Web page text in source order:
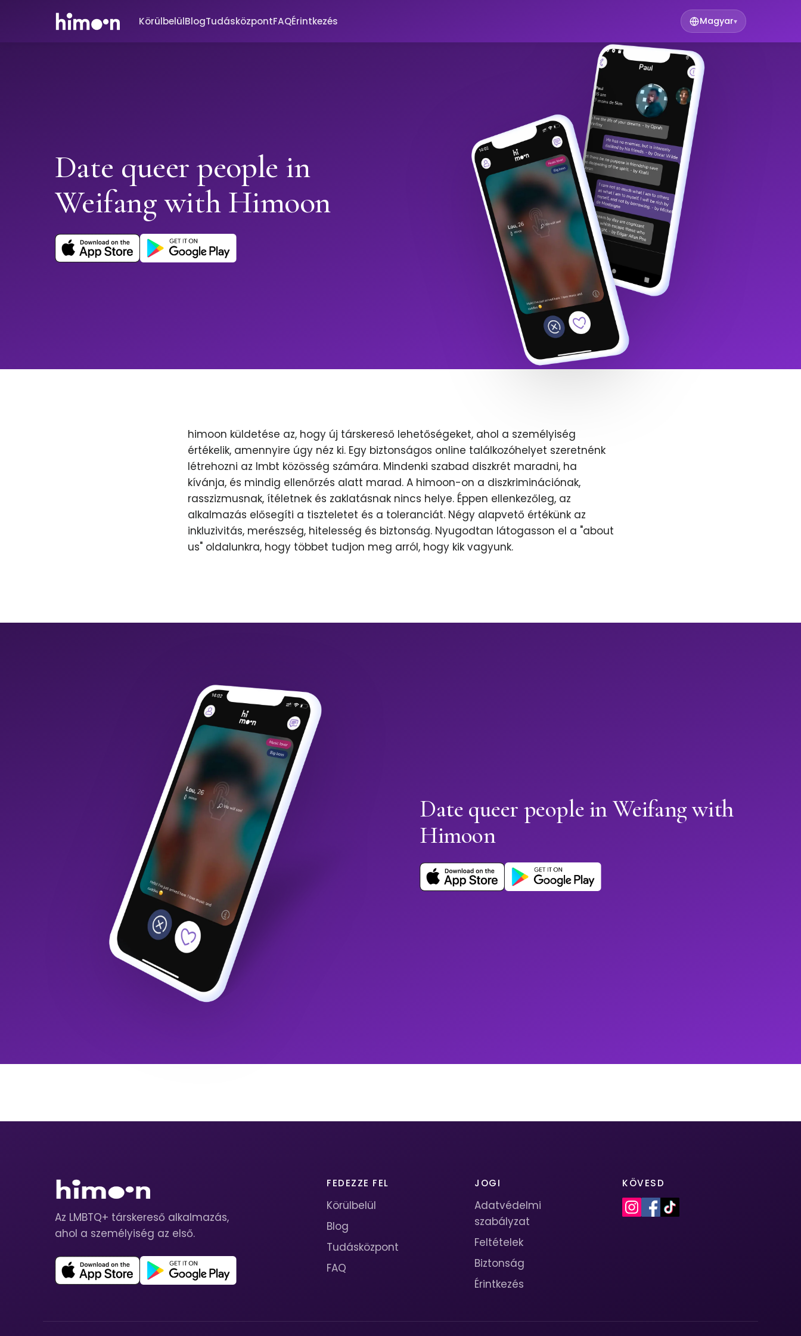
KörülbelülBlogTudásközpontFAQÉrintkezés Magyar▾
Date queer people in
Weifang with Himoon
himoon küldetése az, hogy új társkereső lehetőségeket, ahol a személyiség
értékelik, amennyire úgy néz ki. Egy biztonságos online találkozóhelyet szeretnénk
létrehozni az lmbt közösség számára. Mindenki szabad diszkrét maradni, ha
kívánja, és mindig ellenőrzés alatt marad. A himoon-on a diszkriminációnak,
rasszizmusnak, ítéletnek és zaklatásnak nincs helye. Éppen ellenkezőleg, az
alkalmazás elősegíti a tiszteletet és a toleranciát. Négy alapvető értékünk az
inkluzivitás, merészség, hitelesség és biztonság. Nyugodtan látogasson el a "about
us" oldalunkra, hogy többet tudjon meg arról, hogy kik vagyunk.
Date queer people in Weifang with
Himoon
Az LMBTQ+ társkereső alkalmazás,
ahol a személyiség az első.
FEDEZZE FEL
Körülbelül
Blog
Tudásközpont
FAQ
JOGI
Adatvédelmi
szabályzat
Feltételek
Biztonság
Érintkezés
KÖVESD